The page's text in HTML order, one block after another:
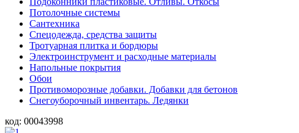
Потолочные системы
Сантехника
Спецодежда, средства защиты
Тротуарная плитка и бордюры
Электроинструмент и расходные материалы
Напольные покрытия
Обои
Противоморозные добавки. Добавки для бетонов
Снегоуборочный инвентарь. Ледянки
код: 00043998